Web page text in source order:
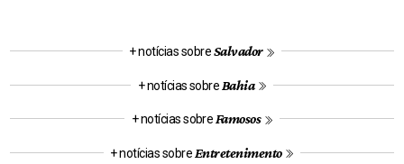
+ notícias sobreSalvador
+ notícias sobre Bahia
+ notícias sobreFamosos
+ notícias sobre Entretenimento